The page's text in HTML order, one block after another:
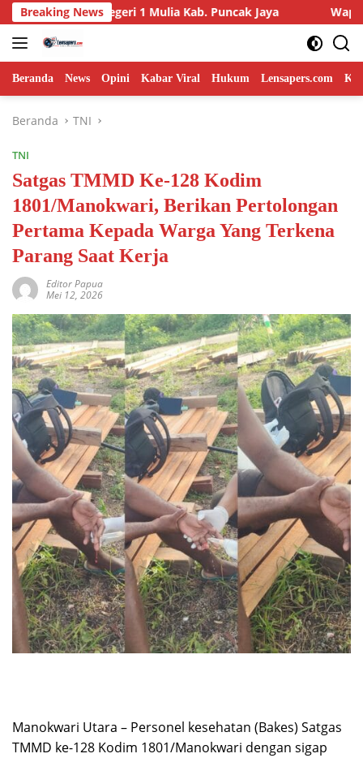
Langsung
ke
konten
Breaking News
Negeri 1 Mulia Kab. Puncak Jaya Wapang TNI Tinjau
Beranda News Opini Kabar Viral Hukum Lensapers.com
Beranda TNI
TNI
Satgas TMMD Ke-128 Kodim
1801/Manokwari, Berikan Pertolongan
Pertama Kepada Warga Yang Terkena
Parang Saat Kerja
Editor Papua
Mei 12, 2026
Manokwari Utara – Personel kesehatan (Bakes) Satgas
TMMD ke-128 Kodim 1801/Manokwari dengan sigap